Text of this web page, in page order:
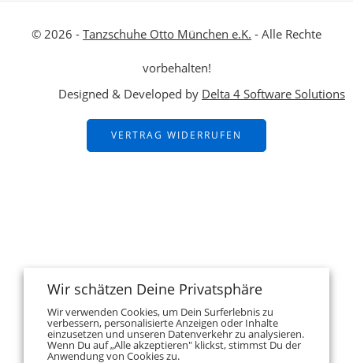
© 2026 - Tanzschuhe Otto München e.K. - Alle Rechte
vorbehalten!
Designed & Developed by Delta 4 Software Solutions
VERTRAG WIDERRUFEN
Wir schätzen Deine Privatsphäre
Wir verwenden Cookies, um Dein Surferlebnis zu
verbessern, personalisierte Anzeigen oder Inhalte
einzusetzen und unseren Datenverkehr zu analysieren.
Wenn Du auf „Alle akzeptieren" klickst, stimmst Du der
Anwendung von Cookies zu.